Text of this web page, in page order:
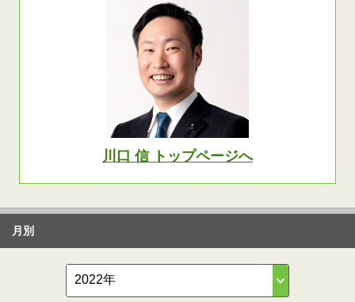
川口 信 トップページへ
月別